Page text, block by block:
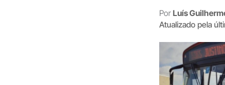
Por Luís
Atualizado pela